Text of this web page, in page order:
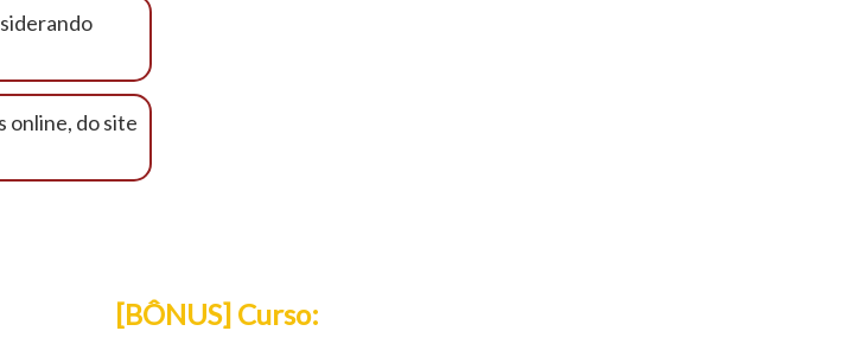
online, do site
[BÔNUS] Curso: